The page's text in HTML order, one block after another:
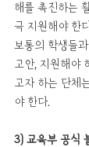
해를 촉진하는
극 지원해야 한
보통의 학생들
고안, 지원해야
고자 하는 단체
야 한다.
3) 교육부 공식